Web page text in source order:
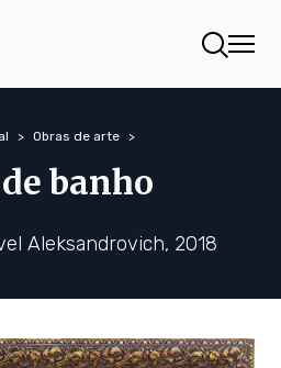
Obras de arte
banho
Aleksandrovich, 2018